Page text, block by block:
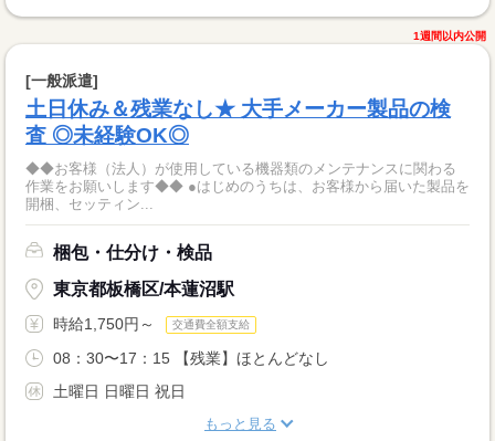
1週間以内公開
[一般派遣]
土日休み＆残業なし★ 大手メーカー製品の検
査 ◎未経験OK◎
◆◆お客様（法人）が使用している機器類のメンテナンスに関わる
作業をお願いします◆◆ ●はじめのうちは、お客様から届いた製品を
開梱、セッティン...
梱包・仕分け・検品
東京都板橋区/本蓮沼駅
時給1,750円～ 交通費全額支給
08：30〜17：15 【残業】ほとんどなし
土曜日 日曜日 祝日
もっと見る